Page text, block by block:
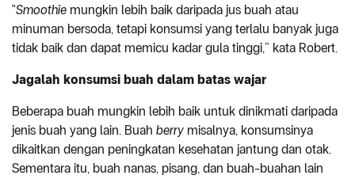
"Smoothie mungkin lebih baik daripada jus buah atau
minuman bersoda, tetapi konsumsi yang terlalu banyak juga
tidak baik dan dapat memicu kadar gula tinggi,” kata Robert.
Jagalah konsumsi buah dalam batas wajar
Beberapa buah mungkin lebih baik untuk dinikmati daripada
jenis buah yang lain. Buah berry misalnya, konsumsinya
dikaitkan dengan peningkatan kesehatan jantung dan otak.
Sementara itu, buah nanas, pisang, dan buah-buahan lain